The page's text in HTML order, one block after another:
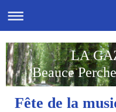
LA
Beauce
Fête de la